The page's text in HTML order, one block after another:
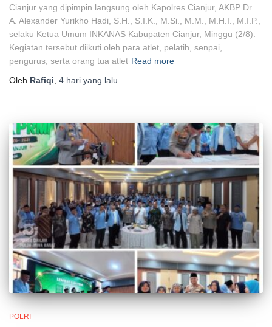
Cianjur yang dipimpin langsung oleh Kapolres Cianjur, AKBP Dr.
A. Alexander Yurikho Hadi, S.H., S.I.K., M.Si., M.M., M.H.I., M.I.P.,
selaku Ketua Umum INKANAS Kabupaten Cianjur, Minggu (2/8).
Kegiatan tersebut diikuti oleh para atlet, pelatih, senpai,
pengurus, serta orang tua atlet Read more
Oleh Rafiqi, 4 hari yang lalu
POLRI